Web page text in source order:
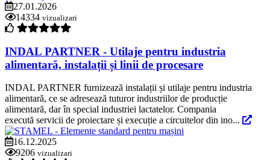
27.01.2026
14334 vizualizari
INDAL PARTNER - Utilaje pentru industria
alimentară, instalații și linii de procesare
INDAL PARTNER furnizează instalații și utilaje pentru industria
alimentară, ce se adresează tuturor industriilor de producție
alimentară, dar în special industriei lactatelor. Compania
execută servicii de proiectare și execuție a circuitelor din ino...
16.12.2025
9206 vizualizari